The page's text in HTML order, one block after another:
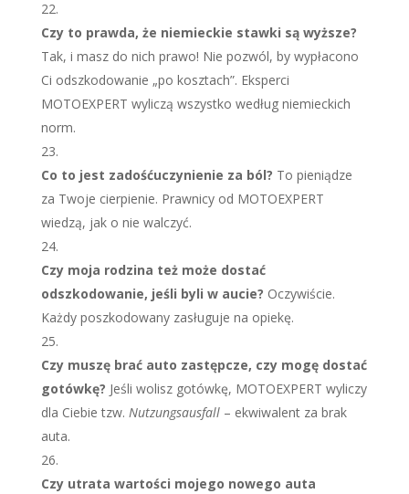
Czy to prawda, że niemieckie stawki są wyższe?
Tak, i masz do nich prawo! Nie pozwól, by wypłacono
Ci odszkodowanie „po kosztach”. Eksperci
MOTOEXPERT wyliczą wszystko według niemieckich
norm.
Co to jest zadośćuczynienie za ból? To pieniądze
za Twoje cierpienie. Prawnicy od MOTOEXPERT
wiedzą, jak o nie walczyć.
Czy moja rodzina też może dostać
odszkodowanie, jeśli byli w aucie? Oczywiście.
Każdy poszkodowany zasługuje na opiekę.
Czy muszę brać auto zastępcze, czy mogę dostać
gotówkę? Jeśli wolisz gotówkę, MOTOEXPERT wyliczy
dla Ciebie tzw. Nutzungsausfall– ekwiwalent za brak
auta.
Czy utrata wartości mojego nowego auta